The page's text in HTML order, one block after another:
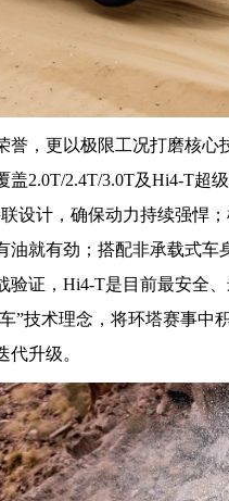
誉，更以极限工况打磨核心
2.0T/2.4T/3.0T及Hi4-T超
设计，确保动力持续强悍
油就有劲；搭配非承载式车
验证，Hi4-T是目前最安全
”技术理念，将环塔赛事中
升级。